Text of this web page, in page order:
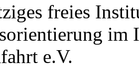
freies
im
e.V.